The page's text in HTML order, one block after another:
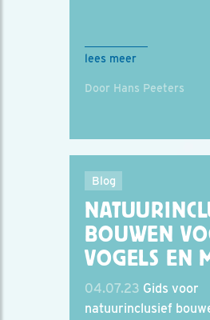
lees meer
Door Hans Peeters
Blog
BOUWEN
VOGELS EN
04.07.23 Gids voor
natuurinclusief